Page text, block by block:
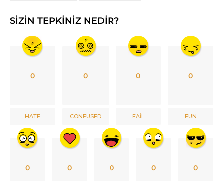
SIZIN TEPKINIZ NEDIR?
0
HATE
0
CONFUSED
0
FAIL
0
FUN
0 0 0 0 0